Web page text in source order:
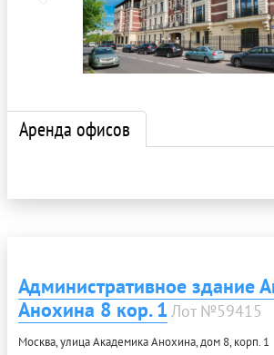
Аренда офисов
Административное здание
Анохина 8 кор. 1 Лот №59415
Москва, улица Академика Анохина, дом 8, корп. 1